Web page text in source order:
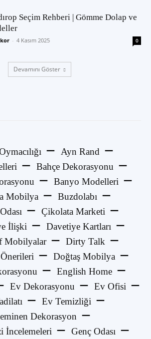
Seçim Rehberi | Gömme Dolap ve
- 4 Kasım 2025 0
Devamını Göster
Ayn Rand
Bahçe Dekorasyonu
Banyo Modelleri
Mobilya
Buzdolabı
Çikolata Marketi
İlişki
Davetiye Kartları
Mobilyalar
Dirty Talk
Doğtaş Mobilya
English Home
Ev Dekorasyonu
Ev Ofisi
Ev Temizliği
Dekorasyon
İncelemeleri
Genç Odası